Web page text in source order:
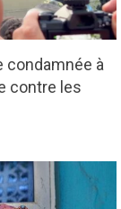
condamnée à
contre les
avant de